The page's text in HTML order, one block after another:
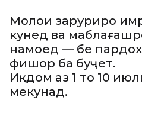
Молҳои заруриро
кунед ва
намоед — бе
фишор ба буҷет.
Иқдом аз 1 то 10
мекунад.